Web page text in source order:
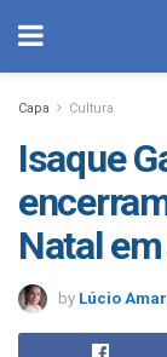
Capa Cultura
Isaque
Natal
by Lúcio